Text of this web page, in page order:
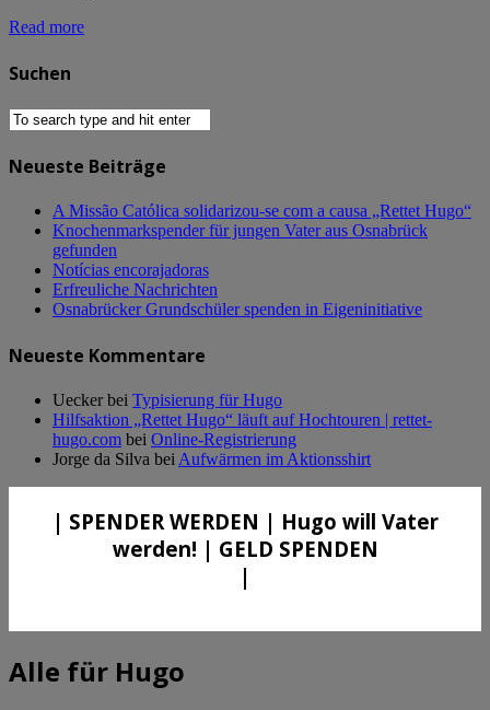
Read more
Suchen
Neueste Beiträge
A Missão Católica solidarizou-se com a causa „Rettet Hugo“
Knochenmarkspender für jungen Vater aus Osnabrück
gefunden
Notícias encorajadoras
Erfreuliche Nachrichten
Osnabrücker Grundschüler spenden in Eigeninitiative
Neueste Kommentare
Uecker bei Typisierung für Hugo
Hilfsaktion „Rettet Hugo“ läuft auf Hochtouren | rettet-
hugo.com bei Online-Registrierung
Jorge da Silva bei Aufwärmen im Aktionsshirt
| SPENDER WERDEN | Hugo will Vater
werden! | GELD SPENDEN
|
Alle für Hugo